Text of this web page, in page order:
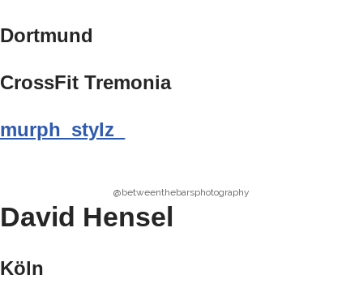
Dortmund
CrossFit Tremonia
murph_stylz_
@betweenthebarsphotography
David Hensel
Köln